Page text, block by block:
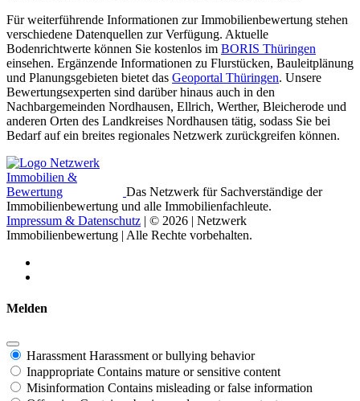
Für weiterführende Informationen zur Immobilienbewertung stehen
verschiedene Datenquellen zur Verfügung. Aktuelle
Bodenrichtwerte können Sie kostenlos im BORIS Thüringen
einsehen. Ergänzende Informationen zu Flurstücken, Bauleitplänung
und Planungsgebieten bietet das Geoportal Thüringen. Unsere
Bewertungsexperten sind darüber hinaus auch in den
Nachbargemeinden Nordhausen, Ellrich, Werther, Bleicherode und
anderen Orten des Landkreises Nordhausen tätig, sodass Sie bei
Bedarf auf ein breites regionales Netzwerk zurückgreifen können.
Das Netzwerk für Sachverständige der
Immobilienbewertung und alle Immobilienfachleute.
Impressum & Datenschutz | © 2026 | Netzwerk
Immobilienbewertung | Alle Rechte vorbehalten.
Melden
Harassment Harassment or bullying behavior
Inappropriate Contains mature or sensitive content
Misinformation Contains misleading or false information